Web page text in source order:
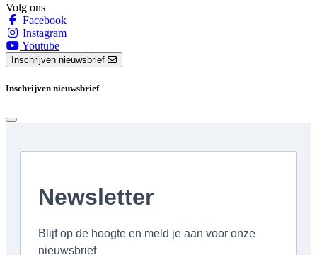
Volg ons
Facebook
Instagram
Youtube
Inschrijven nieuwsbrief
Inschrijven nieuwsbrief